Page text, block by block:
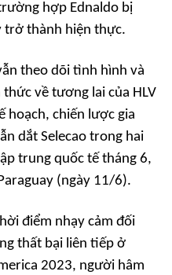
hợp Ednaldo bị
trở thành hiện thực.
theo dõi tình hình và
về tương lai của HLV
hoạch, chiến lược gia
dắt Selecao trong hai
trung quốc tế tháng 6,
(ngày 11/6).
điểm nhạy cảm đối
thất bại liên tiếp ở
2023, người hâm